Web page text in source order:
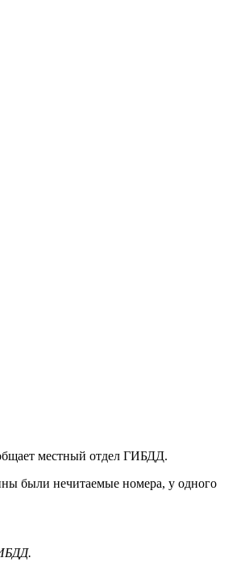
местный отдел ГИБДД.
были нечитаемые номера, у одного